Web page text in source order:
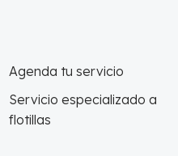
Agenda tu servicio
Servicio especializado a
flotillas